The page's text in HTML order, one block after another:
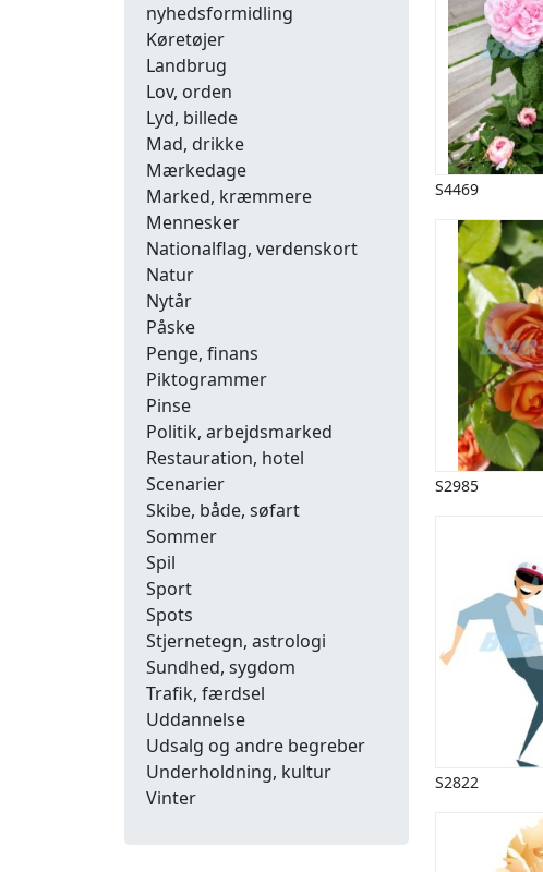
nyhedsformidling
Køretøjer
Landbrug
Lov, orden
Lyd, billede
Mad, drikke
Mærkedage
Marked, kræmmere
Mennesker
Nationalflag, verdenskort
Natur
Nytår
Påske
Penge, finans
Piktogrammer
Pinse
Politik, arbejdsmarked
Restauration, hotel
Scenarier
Skibe, både, søfart
Sommer
Spil
Sport
Spots
Stjernetegn, astrologi
Sundhed, sygdom
Trafik, færdsel
Uddannelse
Udsalg og andre begreber
Underholdning, kultur
Vinter
S4469
S2985
S2822